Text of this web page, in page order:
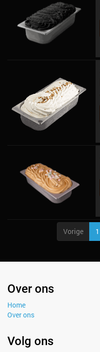
Vorige 1
Over ons
Home
Over ons
Volg ons